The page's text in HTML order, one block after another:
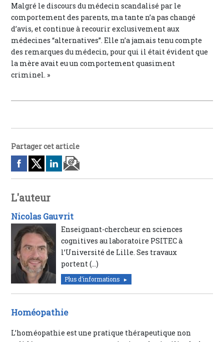
Malgré le discours du médecin scandalisé par le
comportement des parents, ma tante n’a pas changé
d’avis, et continue à recourir exclusivement aux
médecines “alternatives”. Elle n’a jamais tenu compte
des remarques du médecin, pour qui il était évident que
la mère avait eu un comportement quasiment
criminel. »
Partager cet article
L'auteur
Nicolas Gauvrit
Enseignant-chercheur en sciences
cognitives au laboratoire PSITEC à
l’Université de Lille. Ses travaux
portent (…)
Plus d'informations
Homéopathie
L’homéopathie est une pratique thérapeutique non